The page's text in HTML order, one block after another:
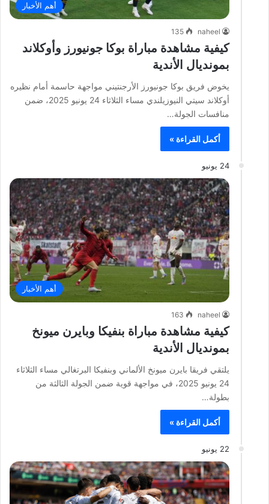
أهم الأخبار
naheel
135
كيفية مشاهدة مباراة بوكا جونيورز وأوكلاند
بمونديال الأندية
يخوض فريق بوكا جونيورز الأرجنتيني مواجهة حاسمة أمام نظيره
أوكلاند سيتي النيوزيلندي مساء الثلاثاء 24 يونيو 2025، ضمن
منافسات الجولة…
أكمل القراءة »
24 يونيو
أهم الأخبار
naheel
163
كيفية مشاهدة مباراة بنفيكا وبايرن ميونخ
بمونديال الأندية
يلتقي فريقا بايرن ميونخ الألماني وبنفيكا البرتغالي مساء الثلاثاء
24 يونيو 2025، في مواجهة قوية ضمن الجولة الثالثة من
بطولة…
أكمل القراءة »
22 يونيو